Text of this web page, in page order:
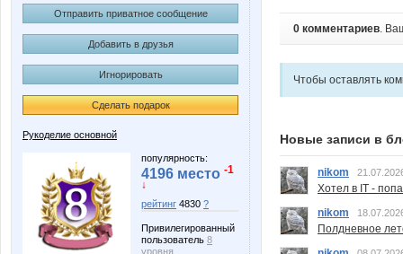
Отправить приватное сообщение
Добавить в друзья
Игнорировать
Сделать подарок
Рукоделие основной
популярность:
4196 место -1
↓
рейтинг 4830 ?
Привилегированный
пользователь 8
уровня
0 комментариев.
Чтобы оставлять
Новые записи в
nikom
Хотел в IT -
nikom
Полдневное